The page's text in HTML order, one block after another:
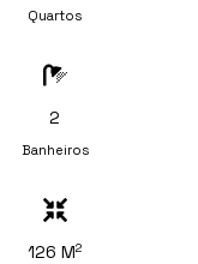
Quartos
2
Banheiros
126 M2